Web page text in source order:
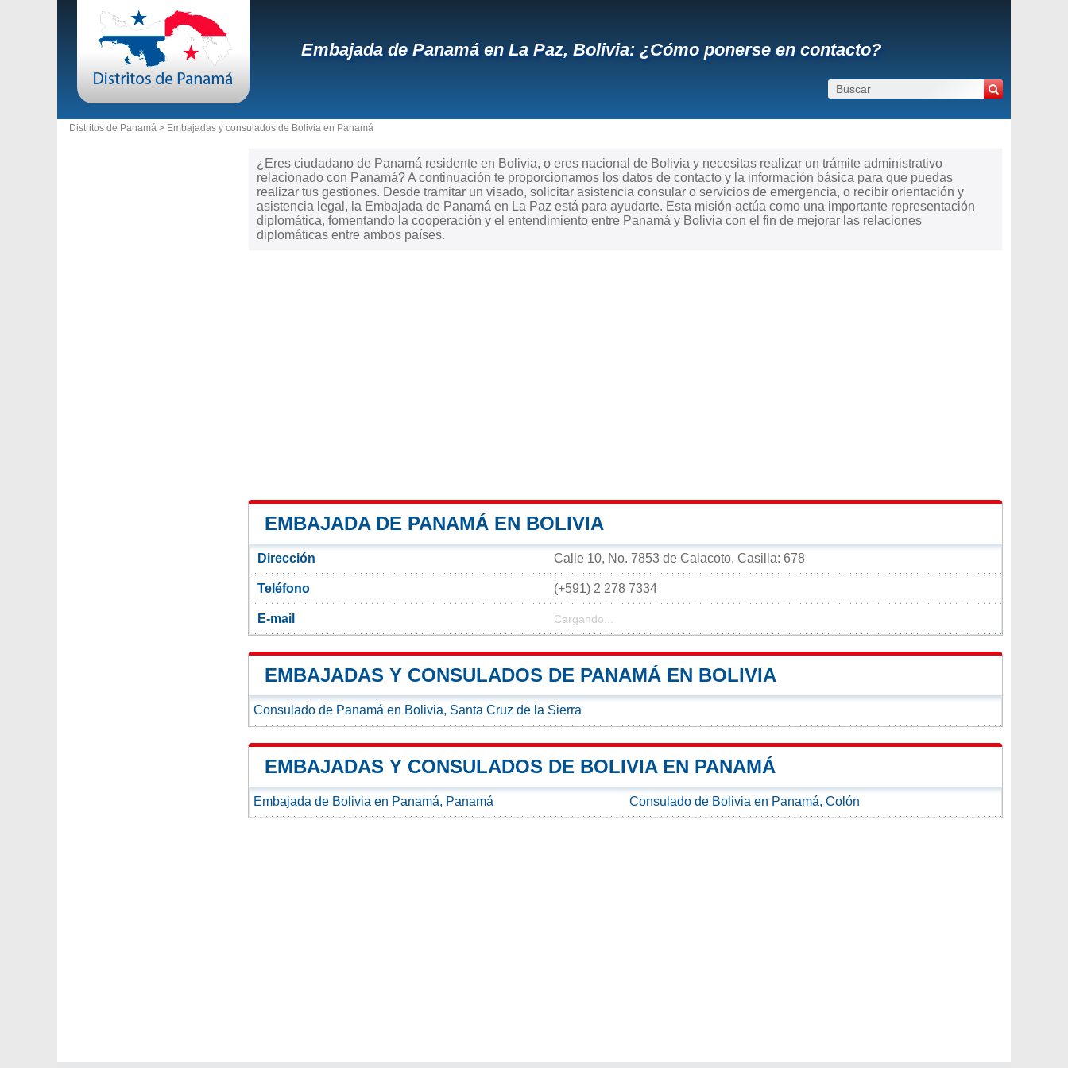
Embajada de Panamá en La Paz, Bolivia: ¿Cómo ponerse en contacto?
Distritos de Panamá > Embajadas y consulados de Bolivia en Panamá
¿Eres ciudadano de Panamá residente en Bolivia, o eres nacional de Bolivia y necesitas realizar un trámite administrativo
relacionado con Panamá? A continuación te proporcionamos los datos de contacto y la información básica para que puedas
realizar tus gestiones. Desde tramitar un visado, solicitar asistencia consular o servicios de emergencia, o recibir orientación y
asistencia legal, la Embajada de Panamá en La Paz está para ayudarte. Esta misión actúa como una importante representación
diplomática, fomentando la cooperación y el entendimiento entre Panamá y Bolivia con el fin de mejorar las relaciones
diplomáticas entre ambos países.
EMBAJADA DE PANAMÁ EN BOLIVIA
Dirección Calle 10, No. 7853 de Calacoto, Casilla: 678
Teléfono (+591) 2 278 7334
E-mail Cargando...
EMBAJADAS Y CONSULADOS DE PANAMÁ EN BOLIVIA
Consulado de Panamá en Bolivia, Santa Cruz de la Sierra
EMBAJADAS Y CONSULADOS DE BOLIVIA EN PANAMÁ
Embajada de Bolivia en Panamá, Panamá Consulado de Bolivia en Panamá, Colón